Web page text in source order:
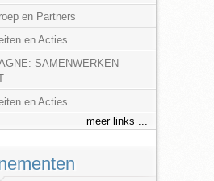
en Partners
en Acties
SAMENWERKEN
en Acties
meer links ...